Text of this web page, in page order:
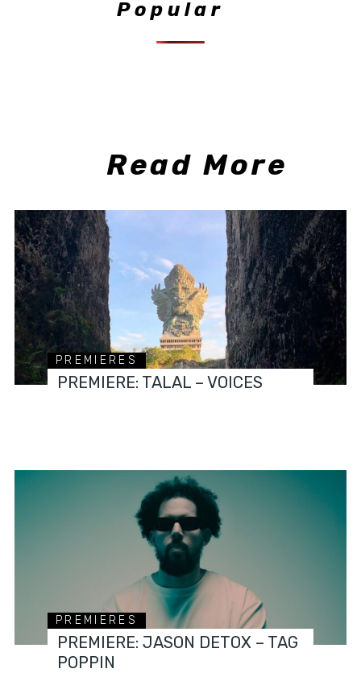
Popular
Read More
PREMIERES
PREMIERE: TALAL – VOICES
PREMIERES
PREMIERE: JASON DETOX – TAG
POPPIN